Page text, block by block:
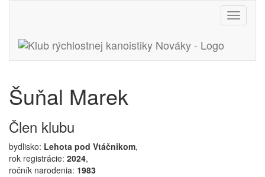
Toggle
Šuňal Marek
Člen klubu
bydlisko: Lehota pod Vtáčnikom,
rok registrácie: 2024,
ročník narodenia: 1983